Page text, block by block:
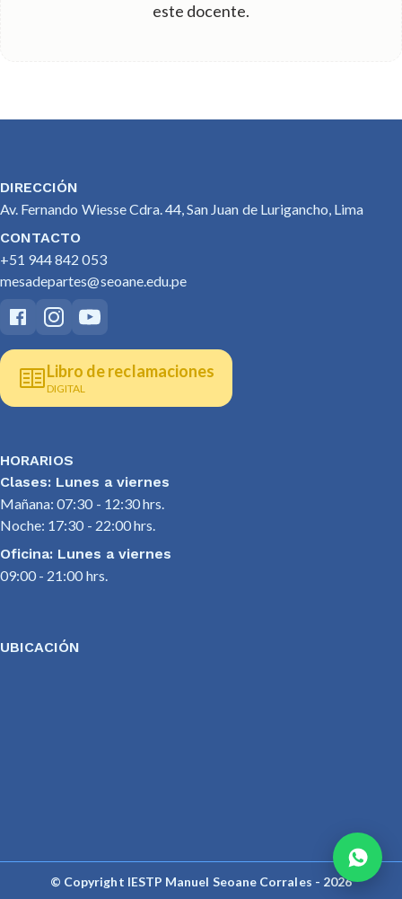
este docente.
DIRECCIÓN
Av. Fernando Wiesse Cdra. 44, San Juan de Lurigancho, Lima
CONTACTO
+51 944 842 053
mesadepartes@seoane.edu.pe
Libro de reclamaciones
DIGITAL
HORARIOS
Clases: Lunes a viernes
Mañana: 07:30 - 12:30 hrs.
Noche: 17:30 - 22:00 hrs.
Oficina: Lunes a viernes
09:00 - 21:00 hrs.
UBICACIÓN
© Copyright IESTP Manuel Seoane Corrales - 2026